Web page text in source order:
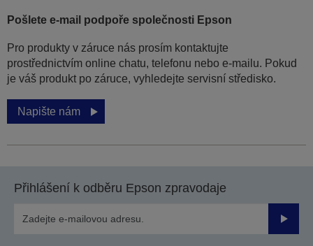
Pošlete e-mail podpoře společnosti Epson
Pro produkty v záruce nás prosím kontaktujte
prostřednictvím online chatu, telefonu nebo e-mailu. Pokud
je váš produkt po záruce, vyhledejte servisní středisko.
Napište nám
Přihlášení k odběru Epson zpravodaje